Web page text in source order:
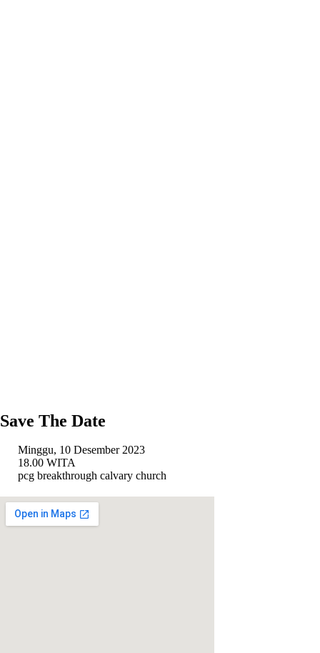
Save The Date
Minggu, 10 Desember 2023
18.00 WITA
pcg breakthrough calvary church